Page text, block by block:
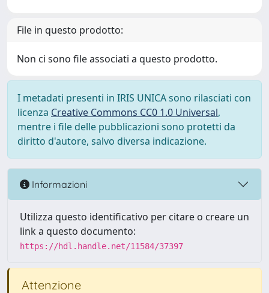
File in questo prodotto:
Non ci sono file associati a questo prodotto.
I metadati presenti in IRIS UNICA sono rilasciati con
licenza Creative Commons CC0 1.0 Universal,
mentre i file delle pubblicazioni sono protetti da
diritto d'autore, salvo diversa indicazione.
Informazioni
Utilizza questo identificativo per citare o creare un
link a questo documento:
https://hdl.handle.net/11584/37397
Attenzione